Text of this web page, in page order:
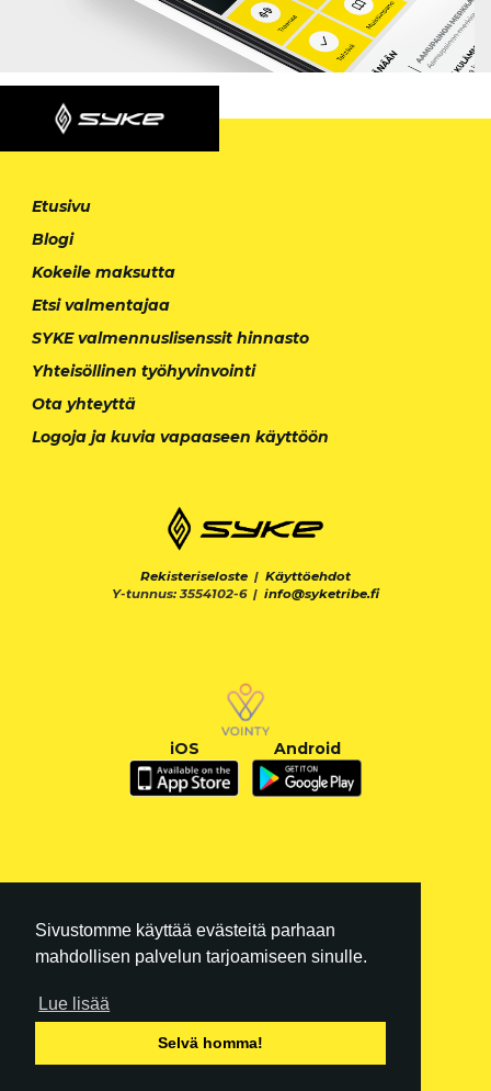
Sivustomme käyttää evästeitä parhaan
mahdollisen palvelun tarjoamiseen sinulle.
Lue lisää
Selvä homma!
Etusivu
Blogi
Kokeile maksutta
Etsi valmentajaa
SYKE valmennuslisenssit hinnasto
Yhteisöllinen työhyvinvointi
Ota yhteyttä
Logoja ja kuvia vapaaseen käyttöön
Rekisteriseloste | Käyttöehdot
Y-tunnus: 3554102-6 | info@syketribe.fi
iOS Android